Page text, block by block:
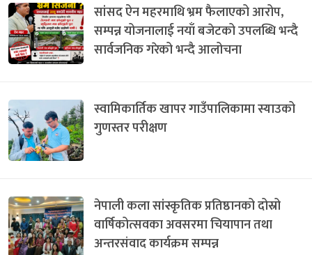
सांसद ऐन महरमाथि भ्रम फैलाएको आरोप,
सम्पन्न योजनालाई नयाँ बजेटको उपलब्धि भन्दै
सार्वजनिक गरेको भन्दै आलोचना
स्वामिकार्तिक खापर गाउँपालिकामा स्याउको
गुणस्तर परीक्षण
नेपाली कला सांस्कृतिक प्रतिष्ठानको दोस्रो
वार्षिकोत्सवका अवसरमा चियापान तथा
अन्तरसंवाद कार्यक्रम सम्पन्न